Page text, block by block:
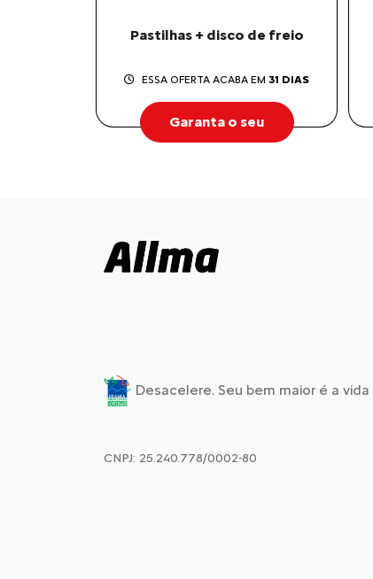
Pastilhas + disco de freio
ESSA OFERTA ACABA EM 31 DIAS
Garanta o seu
Desacelere. Seu bem maior é a vida
CNPJ: 25.240.778/0002-80